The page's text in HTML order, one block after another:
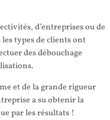
d’entreprises ou de
types de clients ont
des débouchage
et de la grande rigueur
a su obtenir la
par les résultats !